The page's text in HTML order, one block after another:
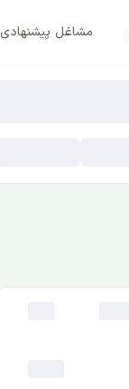
مشاغل پیشنهادی